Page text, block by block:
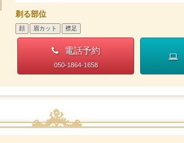
剃る部位
顔 眉カット 襟足
電話予約
050-1864-1658